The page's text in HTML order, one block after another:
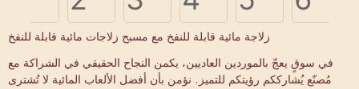
زلاجة مائية قابلة للنفخ مع مسبح زلاجات مائية قابلة للنفخ
في سوقٍ يعجّ بالموردين العاديين، يكمن النجاح الحقيقي في الشراكة مع
مُصنّع يُشارككم رؤيتكم للتميز. نؤمن بأن أفضل الألعاب المائية لا تُشترى